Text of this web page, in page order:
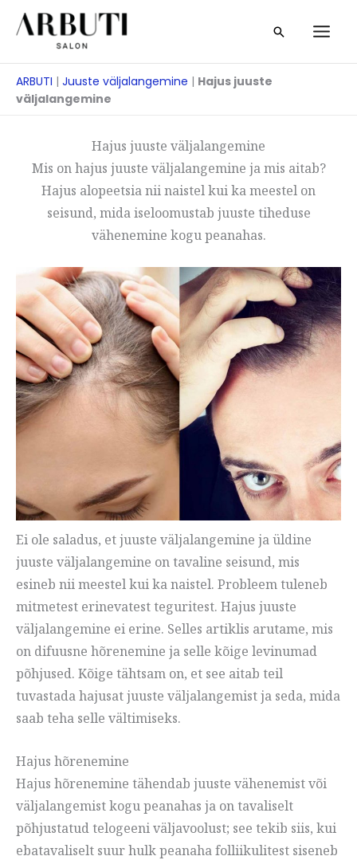
Skip
Otsi
ARBUTI | Juuste väljalangemine | Hajus juuste
väljalangemine
Hajus juuste väljalangemine
Mis on hajus juuste väljalangemine ja mis aitab?
Hajus alopeetsia nii naistel kui ka meestel on
seisund, mida iseloomustab juuste tiheduse
vähenemine kogu peanahas.
Ei ole saladus, et juuste väljalangemine ja üldine
juuste väljalangemine on tavaline seisund, mis
esineb nii meestel kui ka naistel. Probleem tuleneb
mitmetest erinevatest teguritest. Hajus juuste
väljalangemine ei erine. Selles artiklis arutame, mis
on difuusne hõrenemine ja selle kõige levinumad
põhjused. Kõige tähtsam on, et see aitab teil
tuvastada hajusat juuste väljalangemist ja seda, mida
saab teha selle vältimiseks.
Hajus hõrenemine
Hajus hõrenemine tähendab juuste vähenemist või
väljalangemist kogu peanahas ja on tavaliselt
põhjustatud telogeeni väljavoolust; see tekib siis, kui
ebatavaliselt suur hulk peanaha folliikulitest siseneb